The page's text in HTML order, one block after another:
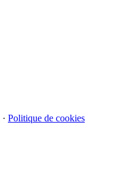
· Politique de cookies